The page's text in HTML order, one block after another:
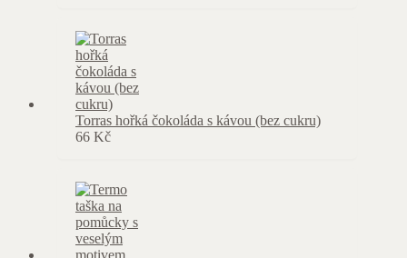
Torras hořká čokoláda s kávou (bez cukru)
66 Kč